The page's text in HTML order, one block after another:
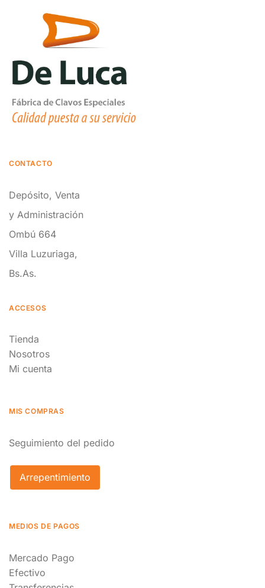
CONTACTO
Depósito, Venta
y Administración
Ombú 664
Villa Luzuriaga,
Bs.As.
ACCESOS
Tienda
Nosotros
Mi cuenta
MIS COMPRAS
Seguimiento del pedido
Arrepentimiento
MEDIOS DE PAGOS
Mercado Pago
Efectivo